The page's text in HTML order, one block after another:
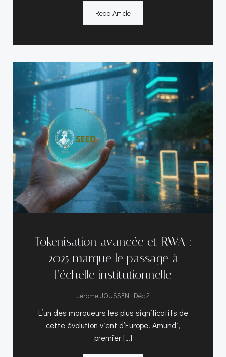
Read Article
Tokenisation avancée et RWA :
2025 marque le passage à
l’échelle institutionnelle
Jérome JOUSSEN -Déc 2
L’un des marqueurs les plus significatifs de
cette évolution vient d’Europe. Amundi,
premier […]